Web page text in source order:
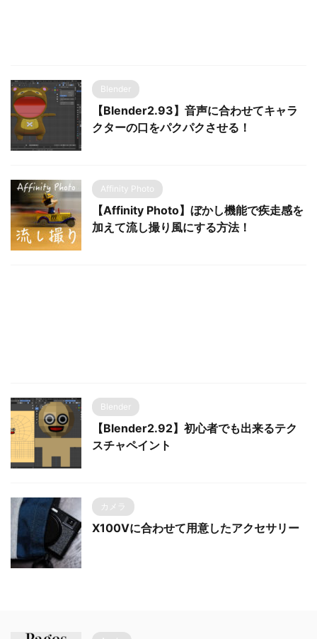
Blender
【Blender2.93】音声に合わせてキャラ
クターの口をパクパクさせる！
Affinity Photo
【Affinity Photo】ぼかし機能で疾走感を
加えて流し撮り風にする方法！
Blender
【Blender2.92】初心者でも出来るテク
スチャペイント
カメラ
X100Vに合わせて用意したアクセサリー